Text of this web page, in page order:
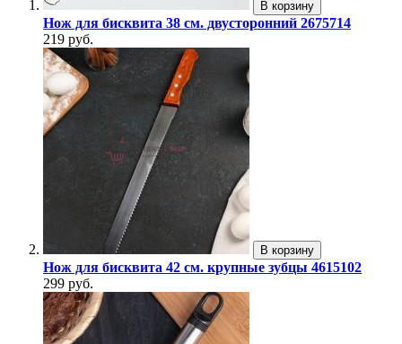
В корзину
Нож для бисквита 38 см. двусторонний 2675714
219 руб.
В корзину
Нож для бисквита 42 см. крупные зубцы 4615102
299 руб.